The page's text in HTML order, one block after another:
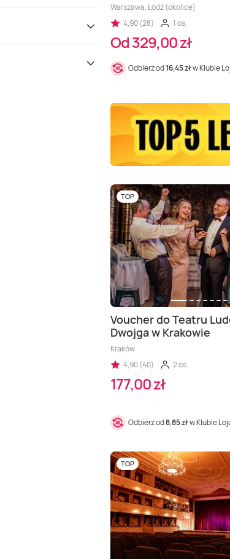
Warszawa, Łódź (okolice)
4,90 (28)
1 os.
Od 329,00 zł
Odbierz od16,45 złw Klubie
TOP
Voucher do Teatru
Dwojga w Krakowie
Kraków
4,90 (40)
2 os.
177,00 zł
Odbierz od8,85 złw Klubie
TOP